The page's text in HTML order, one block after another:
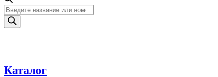
Поиск
товаров
Каталог